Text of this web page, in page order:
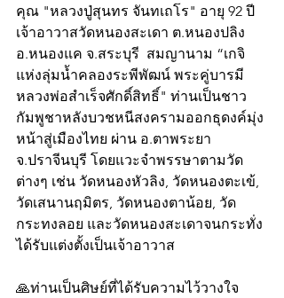
คุณ "หลวงปู่สุนทร จันทเถโร" อายุ 92 ปี
เจ้าอาวาสวัดหนองสะเดา ต.หนองปลิง
อ.หนองแค จ.สระบุรี  สมญานาม “เกจิ
แห่งลุ่มน้ำคลองระพีพัฒน์ พระคู่บารมี
หลวงพ่อสำเร็จศักดิ์สิทธิ์" ท่านเป็นชาว
กัมพูชาหลังบวชหนีสงครามออกธุดงค์มุ่ง
หน้าสู่เมืองไทย ผ่าน อ.ตาพระยา
จ.ปราจีนบุรี โดยแวะจำพรรษาตามวัด
ต่างๆ เช่น วัดหนองหัวลิง, วัดหนองตะเข้,
วัดเสนานฤมิตร, วัดหนองตาน้อย, วัด
กระทงลอย และวัดหนองสะเดาจนกระทั่ง
ได้รับแต่งตั้งเป็นเจ้าอาวาส
🙏ท่านเป็นศิษย์ที่ได้รับความไว้วางใจ